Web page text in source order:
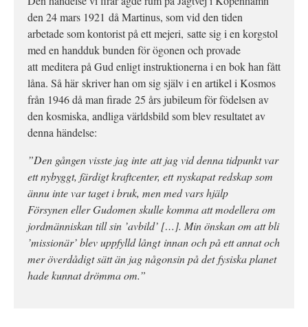
den 24 mars 1921 då Martinus, som vid den tiden
arbetade som kontorist på ett mejeri, satte sig i en korgstol
med en handduk bunden för ögonen och provade
att meditera på Gud enligt instruktionerna i en bok han fått
låna. Så här skriver han om sig själv i en artikel i Kosmos
från 1946 då man firade 25 års jubileum för födelsen av
den kosmiska, andliga världsbild som blev resultatet av
denna händelse:
”Den gången visste jag inte att jag vid denna tidpunkt var
ett nybyggt, färdigt kraftcenter, ett nyskapat redskap som
ännu inte var taget i bruk, men med vars hjälp
Försynen eller Gudomen skulle komma att modellera om
jordmänniskan till sin ’avbild’ […]. Min önskan om att bli
’missionär’ blev uppfylld långt innan och på ett annat och
mer överdådigt sätt än jag någonsin på det fysiska planet
hade kunnat drömma om.”